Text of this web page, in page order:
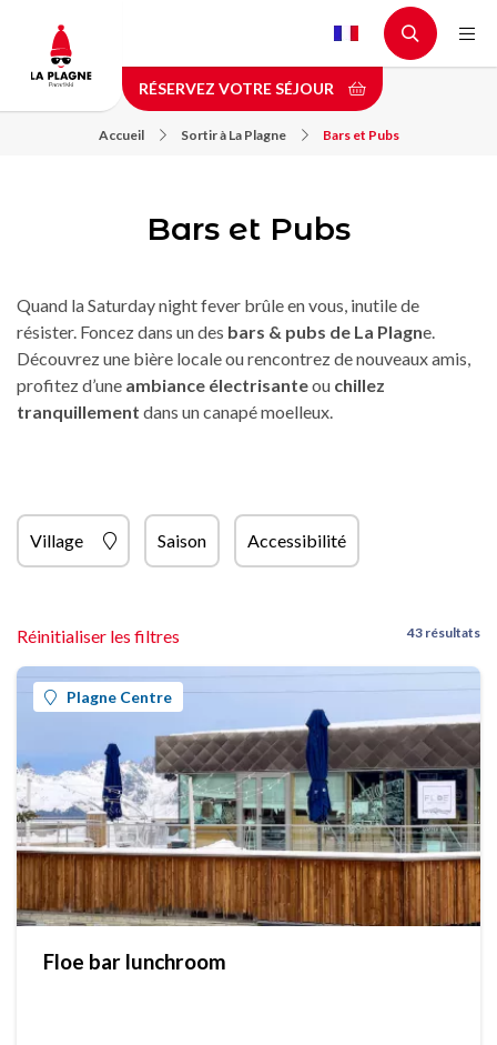
contenu
principal
RÉSERVEZ VOTRE SÉJOUR
Accueil Sortir à La Plagne Bars et Pubs
Bars et Pubs
Quand la Saturday night fever brûle en vous, inutile de
résister. Foncez dans un des bars & pubs de La Plagne.
Découvrez une bière locale ou rencontrez de nouveaux amis,
profitez d’une ambiance électrisanteou chillez
tranquillement dans un canapé moelleux.
Village Saison Accessibilité
Réinitialiser les filtres 43 résultats
Plagne Centre
Floe bar lunchroom